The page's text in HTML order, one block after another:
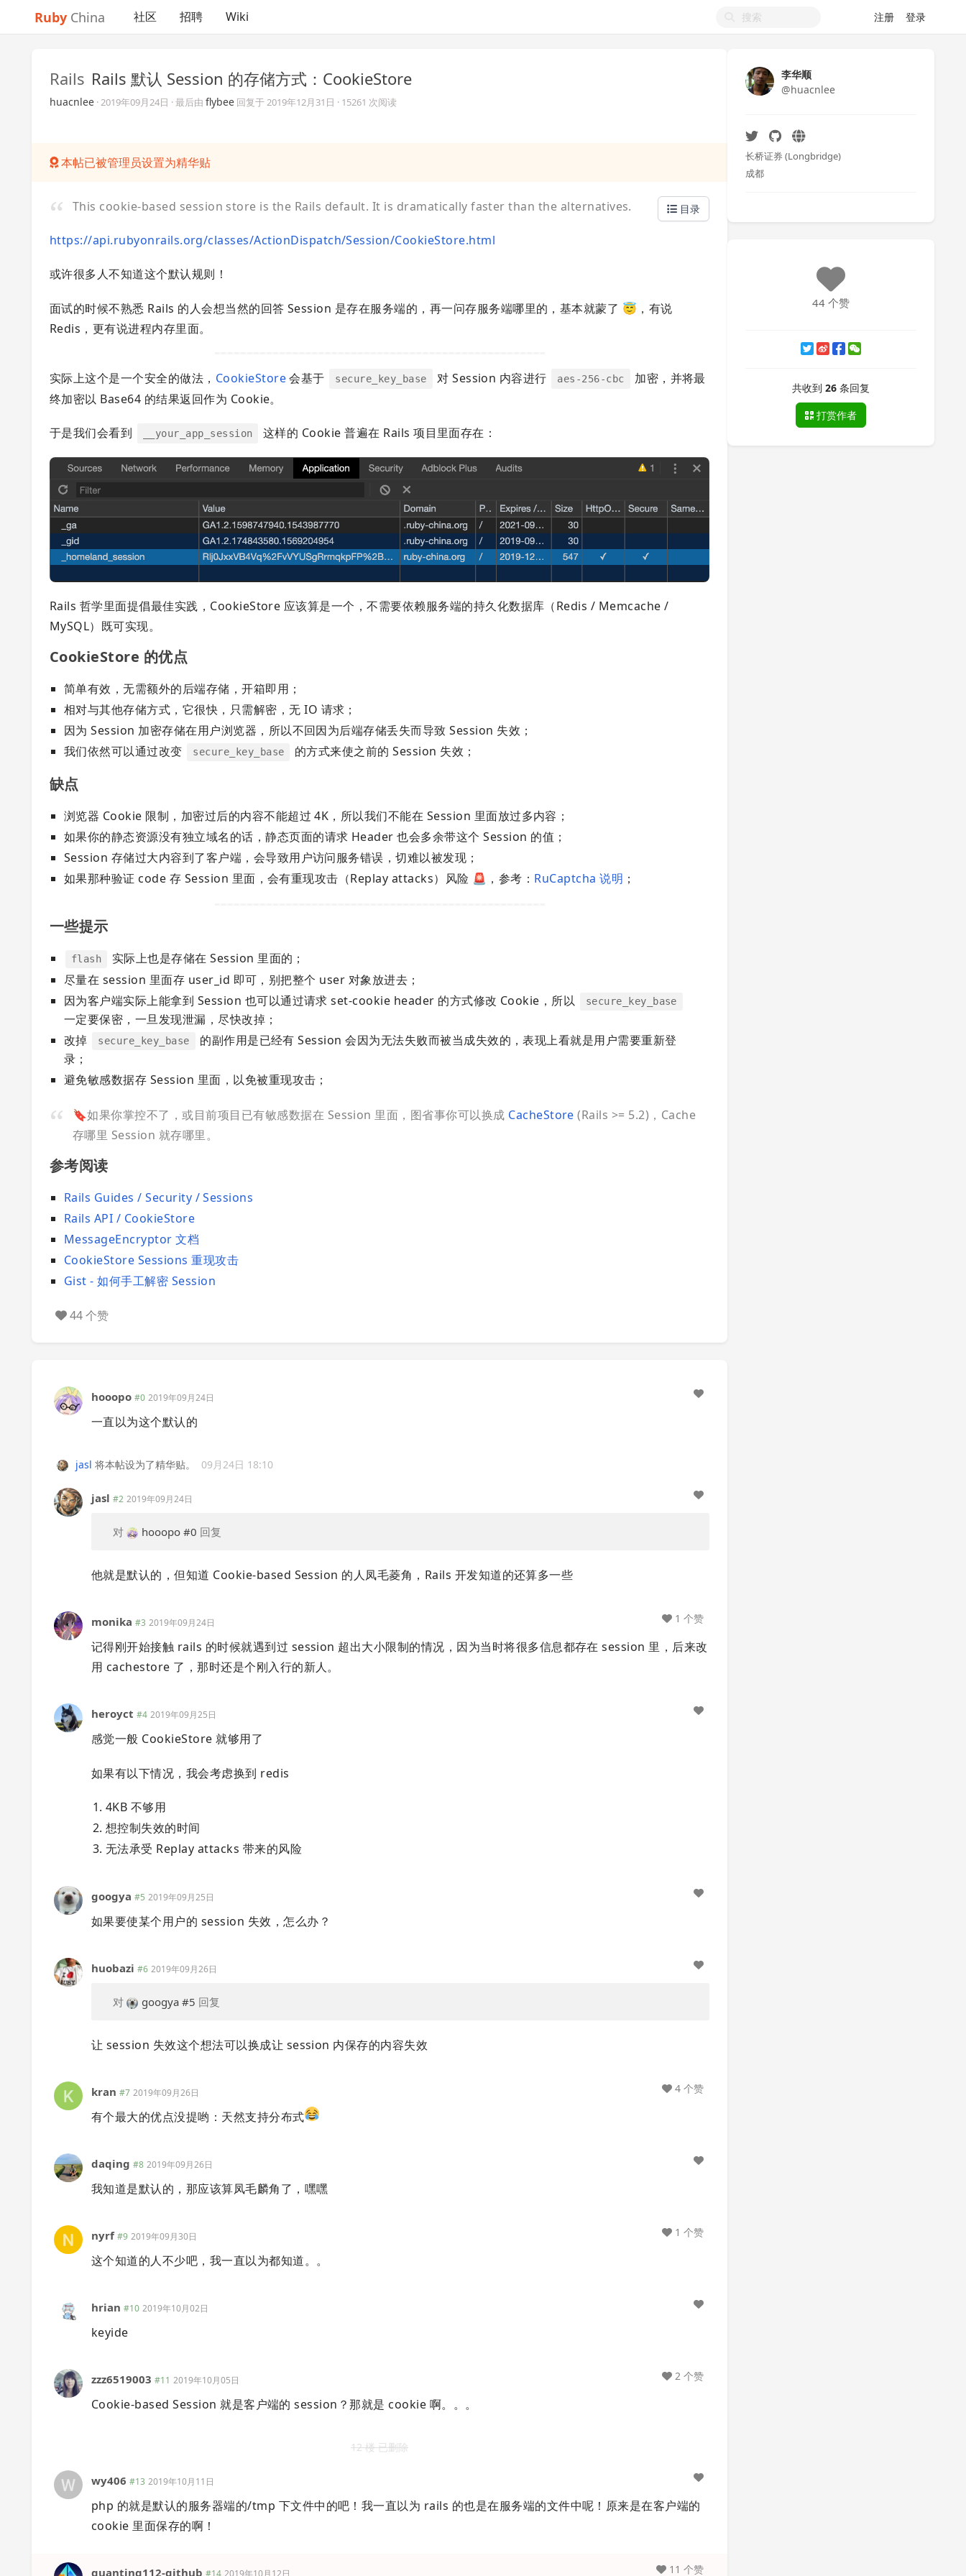
Ruby China 社区 招聘 Wiki 注册 登录
Rails Rails 默认 Session 的存储方式：CookieStore
huacnlee ·2019年09月24日 · 最后由 flybee 回复于2019年12月31日 · 15261 次阅读
本帖已被管理员设置为精华贴
目录
This cookie-based session store is the Rails default. It is dramatically faster than the alternatives.
https://api.rubyonrails.org/classes/ActionDispatch/Session/CookieStore.html
或许很多人不知道这个默认规则！
面试的时候不熟悉 Rails 的人会想当然的回答 Session 是存在服务端的，再一问存服务端哪里的，基本就蒙了 😇，有说
Redis，更有说进程内存里面。
实际上这个是一个安全的做法， CookieStore会基于 secure_key_base 对 Session 内容进行 aes-256-cbc
加密，并将最
终加密以 Base64 的结果返回作为 Cookie。
于是我们会看到 __your_app_session 这样的 Cookie 普遍在 Rails 项目里面存在：
Rails 哲学里面提倡最佳实践，CookieStore 应该算是一个，不需要依赖服务端的持久化数据库（Redis / Memcache /
MySQL）既可实现。
CookieStore 的优点
简单有效，无需额外的后端存储，开箱即用；
相对与其他存储方式，它很快，只需解密，无 IO 请求；
因为 Session 加密存储在用户浏览器，所以不回因为后端存储丢失而导致 Session 失效；
我们依然可以通过改变
secure_key_base 的方式来使之前的 Session 失效；
缺点
浏览器 Cookie 限制，加密过后的内容不能超过 4K，所以我们不能在 Session 里面放过多内容；
如果你的静态资源没有独立域名的话，静态页面的请求 Header 也会多余带这个 Session 的值；
Session 存储过大内容到了客户端，会导致用户访问服务错误，切难以被发现；
如果那种验证 code 存 Session 里面，会有重现攻击（Replay attacks）风险 🚨，参考： RuCaptcha 说明 ；
一些提示
flash
实际上也是存储在 Session 里面的；
尽量在 session 里面存 user_id 即可，别把整个 user 对象放进去；
因为客户端实际上能拿到 Session 也可以通过请求 set-cookie header 的方式修改 Cookie，所以
secure_key_base
一定要保密，一旦发现泄漏，尽快改掉；
改掉
secure_key_base
的副作用是已经有 Session 会因为无法失败而被当成失效的，表现上看就是用户需要重新登
录；
避免敏感数据存 Session 里面，以免被重现攻击；
🔖如果你掌控不了，或目前项目已有敏感数据在 Session 里面，图省事你可以换成 CacheStore (Rails >= 5.2)，Cache
存哪里 Session 就存哪里。
参考阅读
Rails Guides / Security / Sessions
Rails API / CookieStore
MessageEncryptor 文档
CookieStore Sessions 重现攻击
Gist - 如何手工解密 Session
44 个赞
hooopo #0 2019年09月24日
一直以为这个默认的
jasl 将本帖设为了精华贴。 09月24日 18:10
jasl #2 2019年09月24日
对 hooopo #0 回复
他就是默认的，但知道 Cookie-based Session 的人凤毛菱角，Rails 开发知道的还算多一些
monika #3 2019年09月24日
记得刚开始接触 rails 的时候就遇到过 session 超出大小限制的情况，因为当时将很多信息都存在 session 里，后来改
用 cachestore 了，那时还是个刚入行的新人。
1 个赞
heroyct #4 2019年09月25日
感觉一般 CookieStore 就够用了
如果有以下情况，我会考虑换到 redis
4KB 不够用
想控制失效的时间
无法承受 Replay attacks 带来的风险
googya #5 2019年09月25日
如果要使某个用户的 session 失效，怎么办？
huobazi #6 2019年09月26日
对 googya #5 回复
让 session 失效这个想法可以换成让 session 内保存的内容失效
kran #7 2019年09月26日
有个最大的优点没提哟：天然支持分布式
4 个赞
daqing #8 2019年09月26日
我知道是默认的，那应该算凤毛麟角了，嘿嘿
nyrf #9 2019年09月30日
这个知道的人不少吧，我一直以为都知道。。
1 个赞
hrian #10 2019年10月02日
keyide
zzz6519003 #11 2019年10月05日
Cookie-based Session 就是客户端的 session？那就是 cookie 啊。。。
2 个赞
12 楼 已删除
wy406 #13 2019年10月11日
php 的就是默认的服务器端的/tmp 下文件中的吧！我一直以为 rails 的也是在服务端的文件中呢！原来是在客户端的
cookie 里面保存的啊！
guanting112-github #14 2019年10月12日 11 个赞
李华顺
@huacnlee
长桥证券 (Longbridge)
成都
44 个赞
共收到 26 条回复
打赏作者